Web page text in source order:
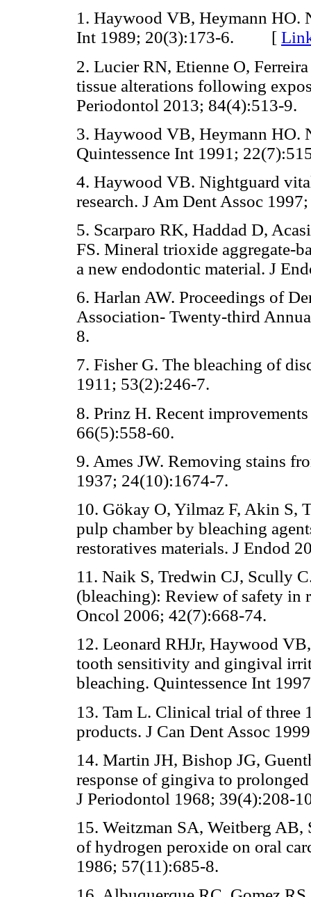
1. Haywood VB, Heymann HO.
Int 1989; 20(3):173-6. [
2. Lucier RN, Etienne O,
tissue alterations following
Periodontol 2013; 84(4):513-9.
3. Haywood VB, Heymann HO.
Quintessence Int 1991;
4. Haywood VB. Nightguard
research. J Am Dent Assoc
5. Scarparo RK, Haddad D,
FS. Mineral trioxide aggregate-
a new endodontic material. J
6. Harlan AW. Proceedings of
Association- Twenty-third
8.
7. Fisher G. The bleaching of
1911; 53(2):246-7.
8. Prinz H. Recent
66(5):558-60.
9. Ames JW. Removing stains
1937; 24(10):1674-7.
10. Gökay O, Yilmaz F, Akin S,
pulp chamber by bleaching
restoratives materials. J Endod
11. Naik S, Tredwin CJ, Scully
(bleaching): Review of safety in
Oncol 2006; 42(7):668-74.
12. Leonard RHJr, Haywood
tooth sensitivity and gingival
bleaching. Quintessence Int
13. Tam L. Clinical trial of three
products. J Can Dent Assoc
14. Martin JH, Bishop JG,
response of gingiva to
J Periodontol 1968; 39(4):208-
15. Weitzman SA, Weitberg AB,
of hydrogen peroxide on oral
1986; 57(11):685-8.